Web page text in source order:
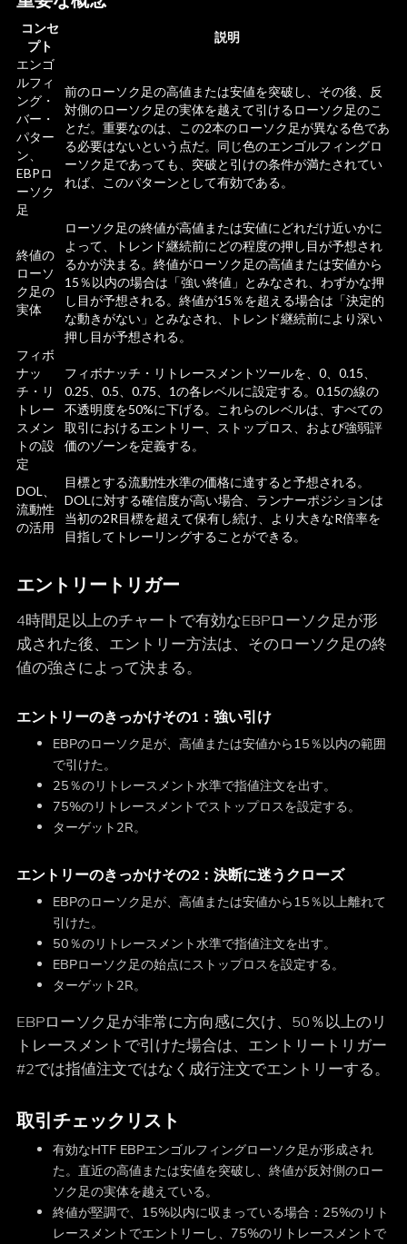
コンセ
プト
説明
エンゴ
ルフィ
ング・
バー・
パター
ン、
EBPロ
ーソク
足
前のローソク足の高値または安値を突破し、その後、反
対側のローソク足の実体を越えて引けるローソク足のこ
とだ。重要なのは、この2本のローソク足が異なる色であ
る必要はないという点だ。同じ色のエンゴルフィングロ
ーソク足であっても、突破と引けの条件が満たされてい
れば、このパターンとして有効である。
終値の
ローソ
ク足の
実体
ローソク足の終値が高値または安値にどれだけ近いかに
よって、トレンド継続前にどの程度の押し目が予想され
るかが決まる。終値がローソク足の高値または安値から
15％以内の場合は「強い終値」とみなされ、わずかな押
し目が予想される。終値が15％を超える場合は「決定的
な動きがない」とみなされ、トレンド継続前により深い
押し目が予想される。
フィボ
ナッ
チ・リ
トレー
スメン
トの設
定
フィボナッチ・リトレースメントツールを、0、0.15、
0.25、0.5、0.75、1の各レベルに設定する。0.15の線の
不透明度を50%に下げる。これらのレベルは、すべての
取引におけるエントリー、ストップロス、および強弱評
価のゾーンを定義する。
DOL、
流動性
の活用
目標とする流動性水準の価格に達すると予想される。
DOLに対する確信度が高い場合、ランナーポジションは
当初の2R目標を超えて保有し続け、より大きなR倍率を
目指してトレーリングすることができる。
エントリートリガー
4時間足以上のチャートで有効なEBPローソク足が形
成された後、エントリー方法は、そのローソク足の終
値の強さによって決まる。
エントリーのきっかけその1：強い引け
EBPのローソク足が、高値または安値から15％以内の範囲
で引けた。
25％のリトレースメント水準で指値注文を出す。
75%のリトレースメントでストップロスを設定する。
ターゲット2R。
エントリーのきっかけその2：決断に迷うクローズ
EBPのローソク足が、高値または安値から15％以上離れて
引けた。
50％のリトレースメント水準で指値注文を出す。
EBPローソク足の始点にストップロスを設定する。
ターゲット2R。
EBPローソク足が非常に方向感に欠け、50％以上のリ
トレースメントで引けた場合は、エントリートリガー
#2では指値注文ではなく成行注文でエントリーする。
取引チェックリスト
有効なHTF EBPエンゴルフィングローソク足が形成され
た。直近の高値または安値を突破し、終値が反対側のロー
ソク足の実体を越えている。
終値が堅調で、15%以内に収まっている場合：25%のリト
レースメントでエントリーし、75%のリトレースメントで